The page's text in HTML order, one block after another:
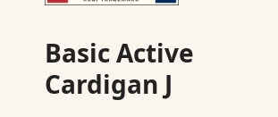
Basic Active
Cardigan J